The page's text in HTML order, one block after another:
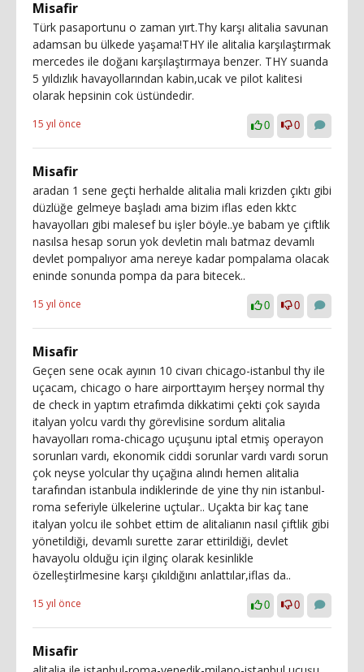
Misafir
Türk pasaportunu o zaman yırt.Thy karşı alitalia savunan
adamsan bu ülkede yaşama!THY ile alitalia karşılaştırmak
mercedes ile doğanı karşılaştırmaya benzer. THY suanda
5 yıldızlık havayollarından kabin,ucak ve pilot kalitesi
olarak hepsinin cok üstündedir.
15 yıl önce 0 0
Misafir
aradan 1 sene geçti herhalde alitalia mali krizden çıktı gibi
düzlüğe gelmeye başladı ama bizim iflas eden kktc
havayolları gibi malesef bu işler böyle..ye babam ye çiftlik
nasılsa hesap sorun yok devletin malı batmaz devamlı
devlet pompalıyor ama nereye kadar pompalama olacak
eninde sonunda pompa da para bitecek..
15 yıl önce 0 0
Misafir
Geçen sene ocak ayının 10 civarı chicago-istanbul thy ile
uçacam, chicago o hare airporttayım herşey normal thy
de check in yaptım etrafımda dikkatimi çekti çok sayıda
italyan yolcu vardı thy görevlisine sordum alitalia
havayolları roma-chicago uçuşunu iptal etmiş operayon
sorunları vardı, ekonomik ciddi sorunlar vardı vardı sorun
çok neyse yolcular thy uçağına alındı hemen alitalia
tarafından istanbula indiklerinde de yine thy nin istanbul-
roma seferiyle ülkelerine uçtular.. Uçakta bir kaç tane
italyan yolcu ile sohbet ettim de alitalianın nasıl çiftlik gibi
yönetildiği, devamlı surette zarar ettirildiği, devlet
havayolu olduğu için ilginç olarak kesinlikle
özelleştirlmesine karşı çıkıldığını anlattılar,iflas da..
15 yıl önce 0 0
Misafir